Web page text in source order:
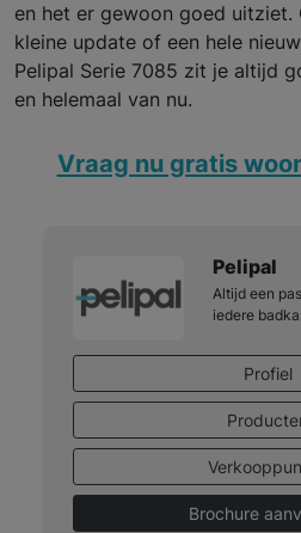
en het er gewoon goed uitziet.
kleine update of een hele
Pelipal Serie 7085 zit je altijd
en helemaal van nu.
Vraag nu gratis
Pelipal
Altijd een
iedere
Profiel
Brochure